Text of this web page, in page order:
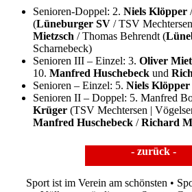
Senioren-Doppel: 2. Niels Klöpper
(Lüneburger SV / TSV
Mietzsch / Thomas Behrendt (
Scharnebeck)
Senioren III – Einzel: 3. Oliver
10. Manfred Huschebeck und
Senioren – Einzel: 5. Niels Klöpper
Senioren II – Doppel: 5. Manfred
Krüger (TSV Mechtersen |
Manfred Huschebeck /Richard
- zurück -
Sport ist im Verein am schönsten •